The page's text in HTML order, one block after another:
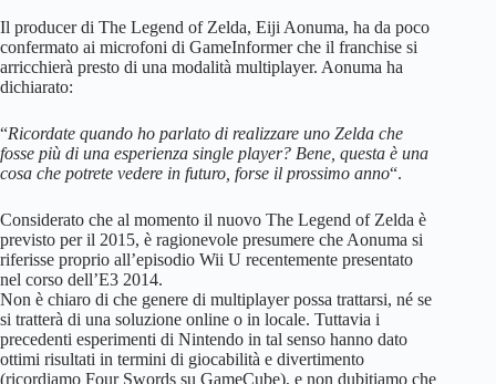
Il producer di The Legend of Zelda, Eiji Aonuma, ha da poco
confermato ai microfoni di GameInformer che il franchise si
arricchierà presto di una modalità multiplayer. Aonuma ha
dichiarato:
“Ricordate quando ho parlato di realizzare uno Zelda che
fosse più di una esperienza single player? Bene, questa è una
cosa che potrete vedere in futuro, forse il prossimo anno“.
Considerato che al momento il nuovo The Legend of Zelda è
previsto per il 2015, è ragionevole presumere che Aonuma si
riferisse proprio all’episodio Wii U recentemente presentato
nel corso dell’E3 2014.
Non è chiaro di che genere di multiplayer possa trattarsi, né se
si tratterà di una soluzione online o in locale. Tuttavia i
precedenti esperimenti di Nintendo in tal senso hanno dato
ottimi risultati in termini di giocabilità e divertimento
(ricordiamo Four Swords su GameCube), e non dubitiamo che